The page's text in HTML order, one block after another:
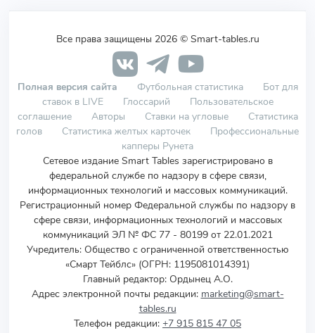
Все права защищены 2026 © Smart-tables.ru
Полная версия сайта Футбольная статистика
Бот для
ставок в LIVE
Глоссарий
Пользовательское
соглашение
Авторы Ставки на угловые
Статистика
голов
Статистика желтых карточек
Профессиональные
капперы Рунета
Сетевое издание Smart Tables зарегистрировано в
федеральной службе по надзору в сфере связи,
информационных технологий и массовых коммуникаций.
Регистрационный номер Федеральной службы по надзору в
сфере связи, информационных технологий и массовых
коммуникаций ЭЛ № ФС 77 - 80199 от 22.01.2021
Учредитель: Общество с ограниченной ответственностью
«Смарт Тейблс» (ОГРН: 1195081014391)
Главный редактор: Ордынец А.О.
Адрес электронной почты редакции: marketing@smart-
tables.ru
Телефон редакции: +7 915 815 47 05